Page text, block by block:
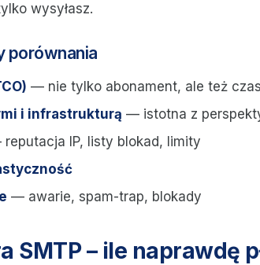
wysyłasz.
porównania
— nie tylko abonament, ale też
i infrastrukturą — istotna z
IP, listy blokad, limity
— awarie, spam-trap, blokady
SMTP – ile naprawdę